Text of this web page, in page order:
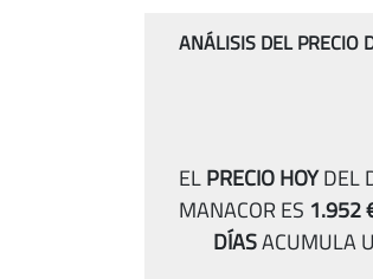
ANÁLISIS DEL PRECIO
ELPRECIO HOYDEL
MANACOR ES 1.952
DÍASACUMULA